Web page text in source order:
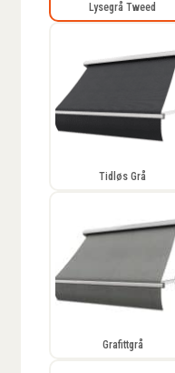
Lysegrå Tweed
Tidløs Grå
Grafittgrå